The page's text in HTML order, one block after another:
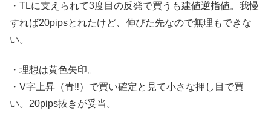
・TLに支えられて3度目の反発で買うも建値逆指値。我慢
すれば20pipsとれたけど、伸びた先なので無理もできな
い。
・理想は黄色矢印。
・V字上昇（青‼︎）で買い確定と見て小さな押し目で買
い。20pips抜きが妥当。